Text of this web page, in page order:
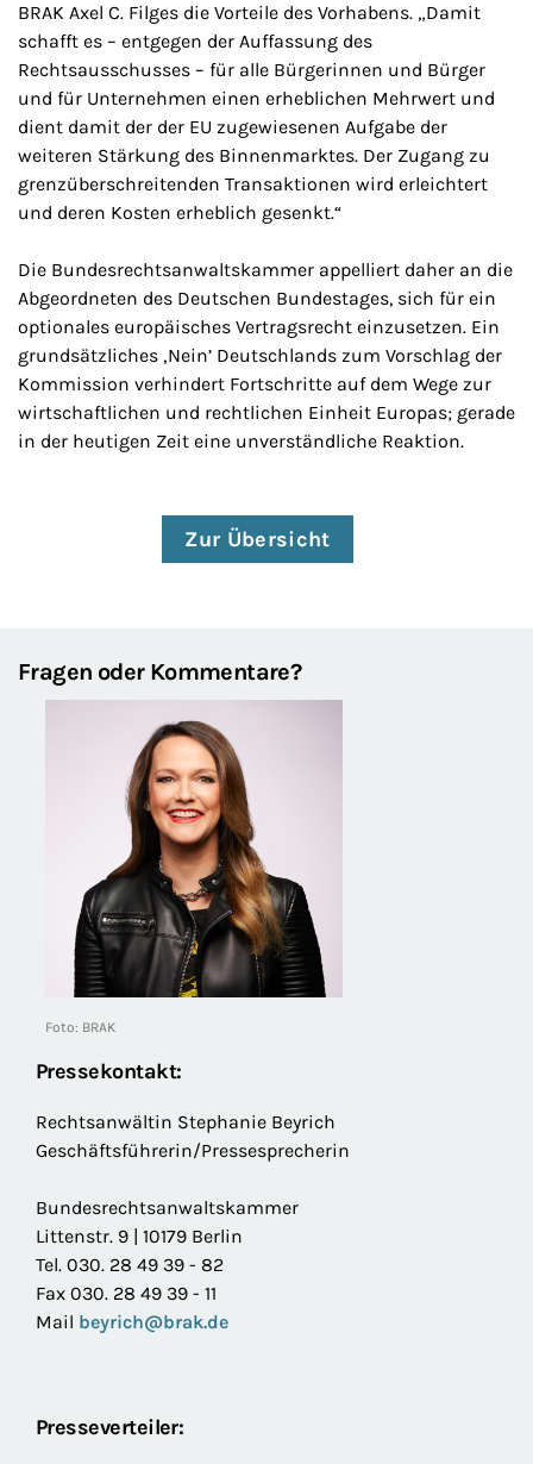
BRAK Axel C. Filges die Vorteile des Vorhabens. „Damit
schafft es – entgegen der Auffassung des
Rechtsausschusses – für alle Bürgerinnen und Bürger
und für Unternehmen einen erheblichen Mehrwert und
dient damit der der EU zugewiesenen Aufgabe der
weiteren Stärkung des Binnenmarktes. Der Zugang zu
grenzüberschreitenden Transaktionen wird erleichtert
und deren Kosten erheblich gesenkt.“
Die Bundesrechtsanwaltskammer appelliert daher an die
Abgeordneten des Deutschen Bundestages, sich für ein
optionales europäisches Vertragsrecht einzusetzen. Ein
grundsätzliches ‚Nein’ Deutschlands zum Vorschlag der
Kommission verhindert Fortschritte auf dem Wege zur
wirtschaftlichen und rechtlichen Einheit Europas; gerade
in der heutigen Zeit eine unverständliche Reaktion.
Zur Übersicht
Fragen oder Kommentare?
Foto: BRAK
Pressekontakt:
Rechtsanwältin Stephanie Beyrich
Geschäftsführerin/Pressesprecherin
Bundesrechtsanwaltskammer
Littenstr. 9 | 10179 Berlin
Tel. 030. 28 49 39 - 82
Fax 030. 28 49 39 - 11
Mail beyrich@brak.de
Presseverteiler: